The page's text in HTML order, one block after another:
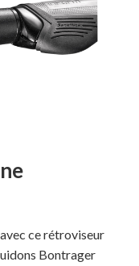
ce rétroviseur
Bontrager